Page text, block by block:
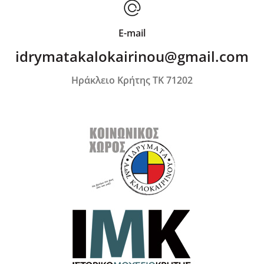
E-mail
idrymatakalokairinou@gmail.com
Ηράκλειο Κρήτης ΤΚ 71202